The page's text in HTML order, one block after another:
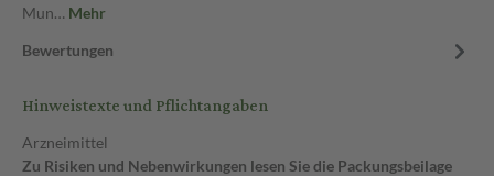
Mun… Mehr
Bewertungen
Hinweistexte und Pflichtangaben
Arzneimittel
Zu Risiken und Nebenwirkungen lesen Sie die Packungsbeilage